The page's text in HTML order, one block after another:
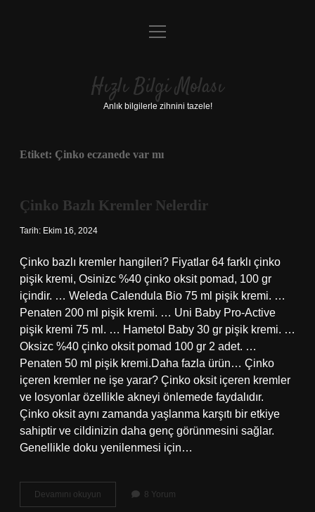
Anasayfa
Yasal Uyarı
menüyü
Hızlı Bilgi Molası
Anlık bilgilerle zihnini tazele!
Etiket: Çinko eczanede var mı
Çinko Bazlı Kremler Nelerdir
Tarih: Ekim 16, 2024
Çinko bazlı kremler hangileri? Fiyatlar 64 farklı çinko
pişik kremi, Osinizc %40 çinko oksit pomad, 100 gr
içindir. … Weleda Calendula Bio 75 ml pişik kremi. …
Penaten 200 ml pişik kremi. … Uni Baby Pro-Active
pişik kremi 75 ml. … Hametol Baby 30 gr pişik kremi. …
Oksizc %40 çinko oksit pomad 100 gr 2 adet. …
Penaten 50 ml pişik kremi.Daha fazla ürün… Çinko
içeren kremler ne işe yarar? Çinko oksit içeren kremler
ve losyonlar özellikle akneyi önlemede faydalıdır.
Çinko oksit aynı zamanda yaşlanma karşıtı bir etkiye
sahiptir ve cildinizin daha genç görünmesini sağlar.
Genellikle doku yenilenmesi için…
Devamını okuyun
Bazlı
8 Yorum